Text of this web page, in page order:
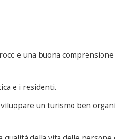
e una buona
e i residenti.
un turismo ben